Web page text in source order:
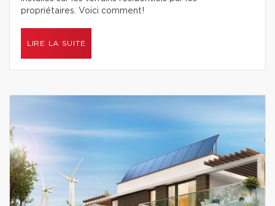
propriétaires. Voici comment!
LIRE LA SUITE